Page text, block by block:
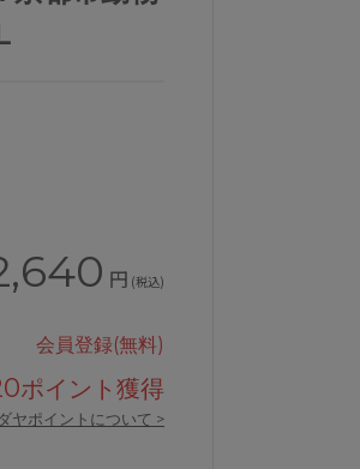
円 (税込)
会員登録(無料)
ポイント獲得
ヤポイントについて >